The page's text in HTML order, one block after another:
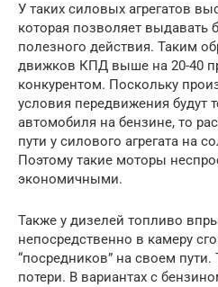
У таких силовых агрегатов
которая позволяет
полезного действия. Таким
движков КПД выше на 20-40
конкурентом. Поскольку
условия передвижения будут
автомобиля на бензине, то
пути у силового агрегата на
Поэтому такие моторы
экономичными.
Также у дизелей топливо
непосредственно в камеру
“посредников” на своем пути.
потери. В вариантах с